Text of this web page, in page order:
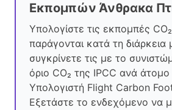
Εκπομπών Άνθρακα
Υπολογίστε τις εκπομπές
παράγονται κατά τη διάρκεια
συγκρίνετε τις με το
όριο CO₂ της IPCC ανά
Υπολογιστή Flight Carbon
Εξετάστε το ενδεχόμενο να